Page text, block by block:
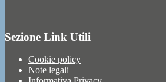
Sezione Link Utili
Cookie policy
Note legali